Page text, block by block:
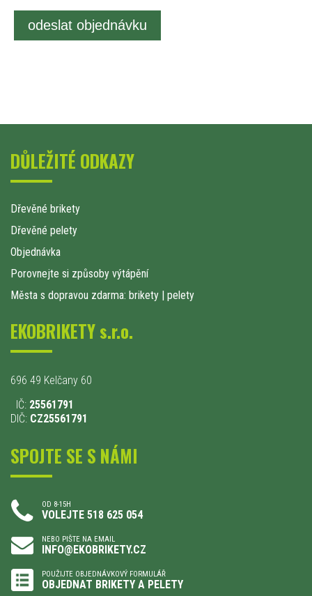
odeslat objednávku
DŮLEŽITÉ ODKAZY
Dřevěné brikety
Dřevěné pelety
Objednávka
Porovnejte si způsoby výtápění
Města s dopravou zdarma: brikety | pelety
EKOBRIKETY s.r.o.
696 49 Kelčany 60
IČ: 25561791
DIČ: CZ25561791
SPOJTE SE S NÁMI
OD 8-15H
VOLEJTE 518 625 054
NEBO PIŠTE NA EMAIL
INFO@EKOBRIKETY.CZ
POUŽIJTE OBJEDNÁVKOVÝ FORMULÁŘ
OBJEDNAT BRIKETY A PELETY